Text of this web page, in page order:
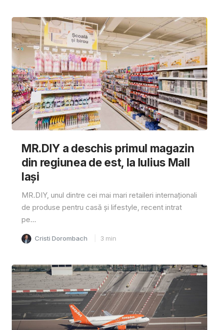
MR.DIY a deschis primul magazin
din regiunea de est, la Iulius Mall
Iași
MR.DIY, unul dintre cei mai mari retaileri internaționali
de produse pentru casă și lifestyle, recent intrat
pe...
Cristi Dorombach 3 min